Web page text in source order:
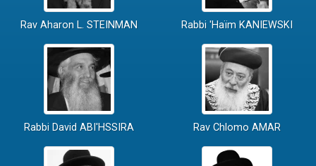
Rav Aharon L. STEINMAN Rabbi 'Haïm KANIEWSKI
Rabbi David ABI'HSSIRA Rav Chlomo AMAR